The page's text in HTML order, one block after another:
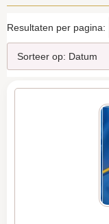
Resultaten per pagina: